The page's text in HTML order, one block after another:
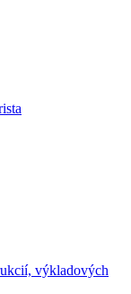
výkladových